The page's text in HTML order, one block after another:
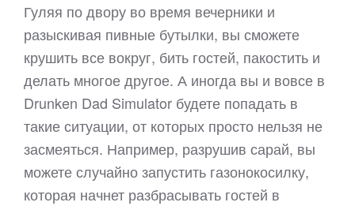
Гуляя по двору во время вечерники и
разыскивая пивные бутылки, вы сможете
крушить все вокруг, бить гостей, пакостить и
делать многое другое. А иногда вы и вовсе в
Drunken Dad Simulator будете попадать в
такие ситуации, от которых просто нельзя не
засмеяться. Например, разрушив сарай, вы
можете случайно запустить газонокосилку,
которая начнет разбрасывать гостей в